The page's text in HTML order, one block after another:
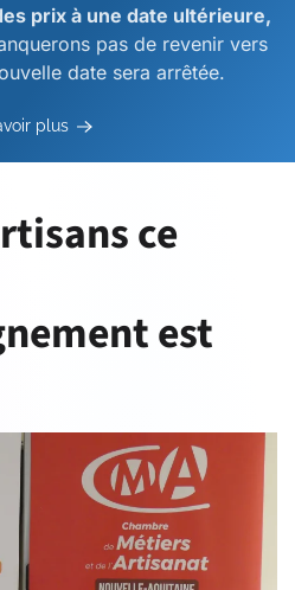
prix à une date ultérieure,
pas de revenir vers
date sera arrêtée.
plus
ce
est